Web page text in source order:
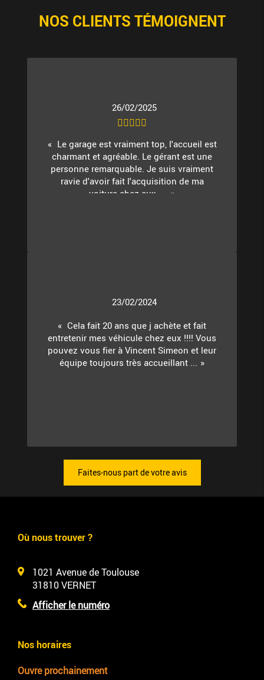
NOS CLIENTS TÉMOIGNENT
26/02/2025
Le garage est vraiment top, l'accueil est
charmant et agréable. Le gérant est une
personne remarquable. Je suis vraiment
ravie d'avoir fait l'acquisition de ma
voiture chez eux. ...
23/02/2024
Cela fait 20 ans que j achète et fait
entretenir mes véhicule chez eux !!!! Vous
pouvez vous fier à Vincent Simeon et leur
équipe toujours très accueillant ...
Faites-nous part de votre avis
Où nous trouver ?
1021 Avenue de Toulouse
31810VERNET
Afficher le numéro
Nos horaires
Ouvre prochainement